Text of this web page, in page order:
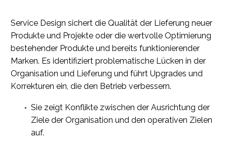
Service Design sichert die Qualität der Lieferung neuer
Produkte und Projekte oder die wertvolle Optimierung
bestehender Produkte und bereits funktionierender
Marken. Es identifiziert problematische Lücken in der
Organisation und Lieferung und führt Upgrades und
Korrekturen ein, die den Betrieb verbessern.
Sie zeigt Konflikte zwischen der Ausrichtung der
Ziele der Organisation und den operativen Zielen
auf.